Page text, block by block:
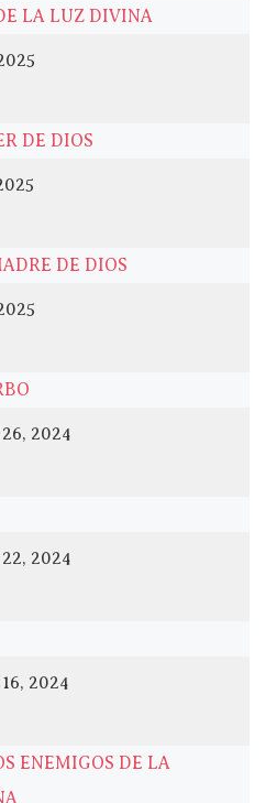
LA LUZ DIVINA
DE DIOS
DE DIOS
2024
2024
2024
ENEMIGOS DE LA